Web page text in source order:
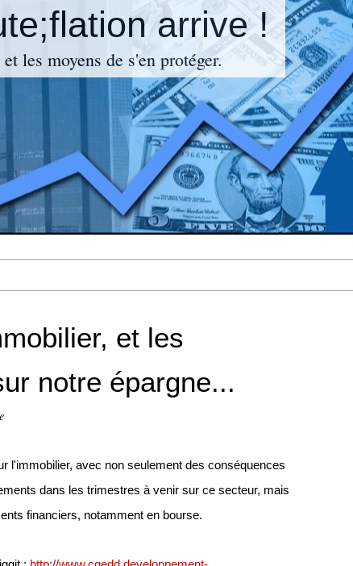
arrive !
les moyens de s'en protéger.
et les
notre épargne...
l'immobilier, avec non seulement des conséquences
dans les trimestres à venir sur ce secteur, mais
financiers, notamment en bourse.